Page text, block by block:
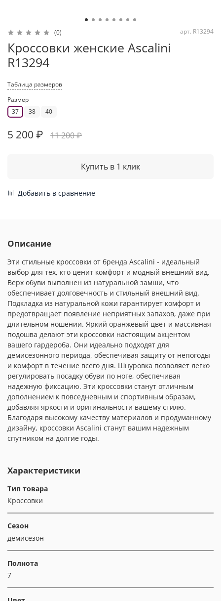
(0) арт. R13294
Кроссовки женские Ascalini
R13294
Таблица размеров
Размер
37
38 40
5 200 ₽ 11 200 ₽
Купить в 1 клик
Добавить в сравнение
Описание
Эти стильные кроссовки от бренда Ascalini - идеальный
выбор для тех, кто ценит комфорт и модный внешний вид.
Верх обуви выполнен из натуральной замши, что
обеспечивает долговечность и стильный внешний вид.
Подкладка из натуральной кожи гарантирует комфорт и
предотвращает появление неприятных запахов, даже при
длительном ношении. Яркий оранжевый цвет и массивная
подошва делают эти кроссовки настоящим акцентом
вашего гардероба. Они идеально подходят для
демисезонного периода, обеспечивая защиту от непогоды
и комфорт в течение всего дня. Шнуровка позволяет легко
регулировать посадку обуви по ноге, обеспечивая
надежную фиксацию. Эти кроссовки станут отличным
дополнением к повседневным и спортивным образам,
добавляя яркости и оригинальности вашему стилю.
Благодаря высокому качеству материалов и продуманному
дизайну, кроссовки Ascalini станут вашим надежным
спутником на долгие годы.
Характеристики
Тип товара
Кроссовки
Сезон
демисезон
Полнота
7